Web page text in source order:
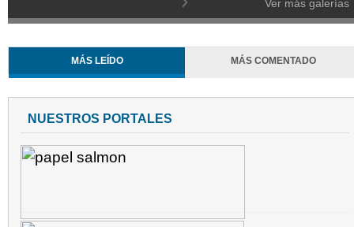
Ver más galerías
MÁS LEÍDO MÁS COMENTADO
NUESTROS PORTALES